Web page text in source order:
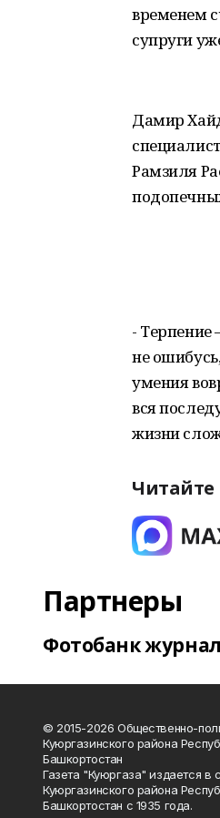
временем
супруги
Дамир
Рамзиля
- Терпение
не
умения
вся
жизни
Читайте
Партнеры
Фотобанк
© 2015-2026 Общественно-
Куюргазинского района
Башкортостан
Газета "Куюргаза" издается в
Куюргазинского района
Башкортостан с 1935 года.